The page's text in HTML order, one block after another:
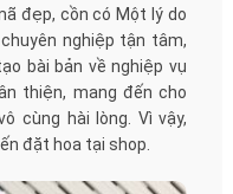
đẹp, cồn có Một lý do
nghiệp tận tâm,
bài bản về nghiệp vụ
thiện, mang đến cho
cùng hài lòng. Vì vậy,
đặt hoa tại shop.